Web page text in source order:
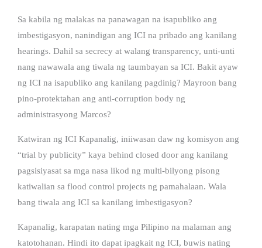
Sa kabila ng malakas na panawagan na isapubliko ang
imbestigasyon, nanindigan ang ICI na pribado ang kanilang
hearings. Dahil sa secrecy at walang transparency, unti-unti
nang nawawala ang tiwala ng taumbayan sa ICI. Bakit ayaw
ng ICI na isapubliko ang kanilang pagdinig? Mayroon bang
pino-protektahan ang anti-corruption body ng
administrasyong Marcos?
Katwiran ng ICI Kapanalig, iniiwasan daw ng komisyon ang
“trial by publicity” kaya behind closed door ang kanilang
pagsisiyasat sa mga nasa likod ng multi-bilyong pisong
katiwalian sa flood control projects ng pamahalaan. Wala
bang tiwala ang ICI sa kanilang imbestigasyon?
Kapanalig, karapatan nating mga Pilipino na malaman ang
katotohanan. Hindi ito dapat ipagkait ng ICI, buwis nating